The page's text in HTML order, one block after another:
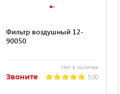
Фильтр воздушный 12-
90050
Нет в наличии
Звоните 5.00